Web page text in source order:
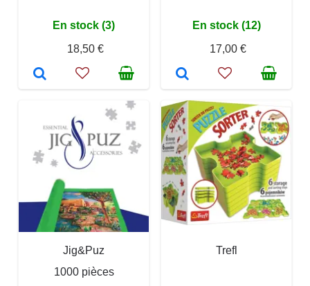
En stock (3)
18,50 €
En stock (12)
17,00 €
Jig&Puz
1000 pièces
Trefl